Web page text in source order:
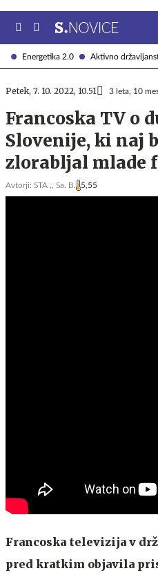
Energetika 2.0 Aktivno
Petek, 7. 10. 2022, 10.51 3 leta, 10
Francoska TV o
Slovenije, ki naj
zlorabljal mlade
Avtorji: STA ,, Sa. B. 5,55
Francoska televizija v
pred kratkim objavila